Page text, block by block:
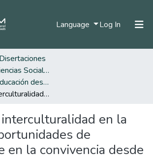
Language Log In (current)
Statistics
Facultad de Ciencias Sociales y Humanas
Maestria en Educación desde la Diversidad
Tejidos de interculturalidad en la escuela: oportunidades de aprendizaje en la convivencia desde la perspectiva de los y las jóvenes
en la
de
en la convivencia desde